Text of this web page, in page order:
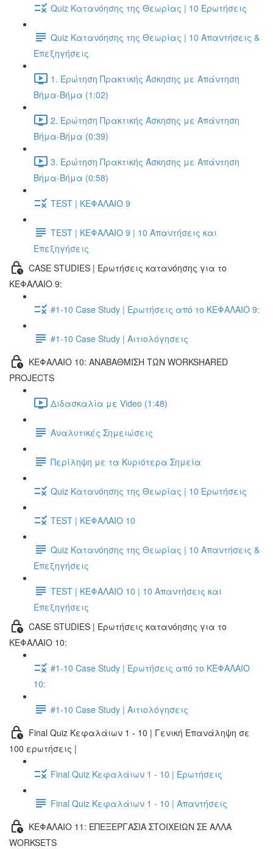
Quiz Κατανόησης της Θεωρίας | 10 Ερωτήσεις
Quiz Κατανόησης της Θεωρίας | 10 Απαντήσεις &
Επεξηγήσεις
1. Ερώτηση Πρακτικής Άσκησης με Απάντηση
Βήμα-Βήμα (1:02)
2. Ερώτηση Πρακτικής Άσκησης με Απάντηση
Βήμα-Βήμα (0:39)
3. Ερώτηση Πρακτικής Άσκησης με Απάντηση
Βήμα-Βήμα (0:58)
TEST | ΚΕΦΑΛΑΙΟ 9
TEST | ΚΕΦΑΛΑΙΟ 9 | 10 Απαντήσεις και
Επεξηγήσεις
CASE STUDIES | Ερωτήσεις κατανόησης για το
ΚΕΦΑΛΑΙΟ 9:
#1-10 Case Study | Ερωτήσεις από το ΚΕΦΑΛΑΙΟ 9:
#1-10 Case Study | Αιτιολόγησεις
ΚΕΦΑΛΑΙΟ 10: ΑΝΑΒΑΘΜΙΣΗ ΤΩΝ WORKSHARED
PROJECTS
Διδασκαλία με Video (1:48)
Αναλυτικές Σημειώσεις
Περίληψη με τα Κυριότερα Σημεία
Quiz Κατανόησης της Θεωρίας | 10 Ερωτήσεις
TEST | ΚΕΦΑΛΑΙΟ 10
Quiz Κατανόησης της Θεωρίας | 10 Απαντήσεις &
Επεξηγήσεις
TEST | ΚΕΦΑΛΑΙΟ 10 | 10 Απαντήσεις και
Επεξηγήσεις
CASE STUDIES | Ερωτήσεις κατανόησης για το
ΚΕΦΑΛΑΙΟ 10:
#1-10 Case Study | Ερωτήσεις από το ΚΕΦΑΛΑΙΟ
10:
#1-10 Case Study | Αιτιολόγησεις
Final Quiz Κεφαλάιων 1 - 10 | Γενική Επανάληψη σε
100 ερωτήσεις |
Final Quiz Κεφαλάιων 1 - 10 | Ερωτήσεις
Final Quiz Κεφαλάιων 1 - 10 | Απαντήσεις
ΚΕΦΑΛΑΙΟ 11: ΕΠΕΞΕΡΓΑΣΙΑ ΣΤΟΙΧΕΙΩΝ ΣΕ ΑΛΛΑ
WORKSETS